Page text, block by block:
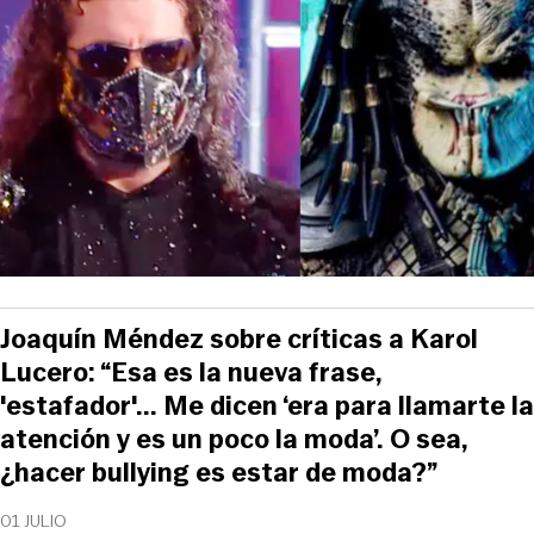
01 JULIO
Joaquín Méndez sobre críticas a Karol
Lucero: “Esa es la nueva frase,
'estafador'... Me dicen ‘era para llamarte la
atención y es un poco la moda’. O sea,
¿hacer bullying es estar de moda?”